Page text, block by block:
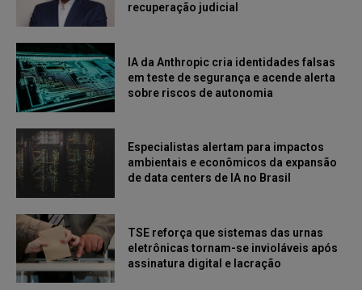
recuperação judicial
IA da Anthropic cria identidades falsas
em teste de segurança e acende alerta
sobre riscos de autonomia
Especialistas alertam para impactos
ambientais e econômicos da expansão
de data centers de IA no Brasil
TSE reforça que sistemas das urnas
eletrônicas tornam-se invioláveis após
assinatura digital e lacração